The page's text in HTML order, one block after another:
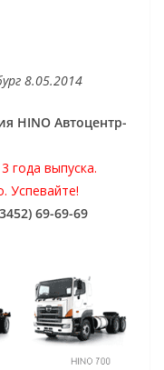
8.05.2014
HINO Автоцентр-
года выпуска.
Успевайте!
69-69-69